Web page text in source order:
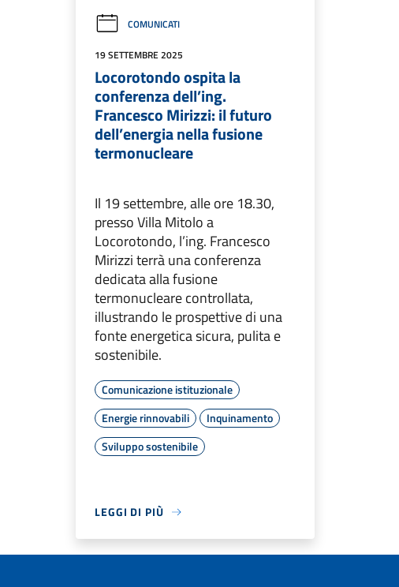
COMUNICATI
19 SETTEMBRE 2025
Locorotondo ospita la
conferenza dell’ing.
Francesco Mirizzi: il futuro
dell’energia nella fusione
termonucleare
Il 19 settembre, alle ore 18.30,
presso Villa Mitolo a
Locorotondo, l’ing. Francesco
Mirizzi terrà una conferenza
dedicata alla fusione
termonucleare controllata,
illustrando le prospettive di una
fonte energetica sicura, pulita e
sostenibile.
Comunicazione istituzionale
Energie rinnovabili
Inquinamento
Sviluppo sostenibile
LEGGI DI PIÙ